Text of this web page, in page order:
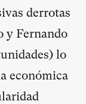
derrotas
y Fernando
lo
económica